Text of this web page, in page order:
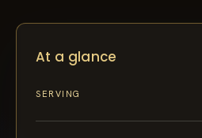
At a glance
SERVING